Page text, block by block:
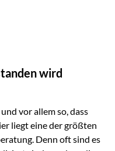
den letzten Jahren zu
2024, veröffentlicht
wird
vor allem so, dass
liegt eine der größten
Denn oft sind es